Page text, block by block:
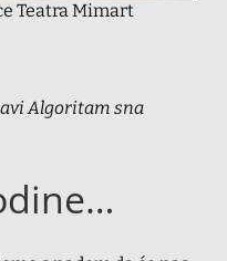
Teatra Mimart
Algoritam sna